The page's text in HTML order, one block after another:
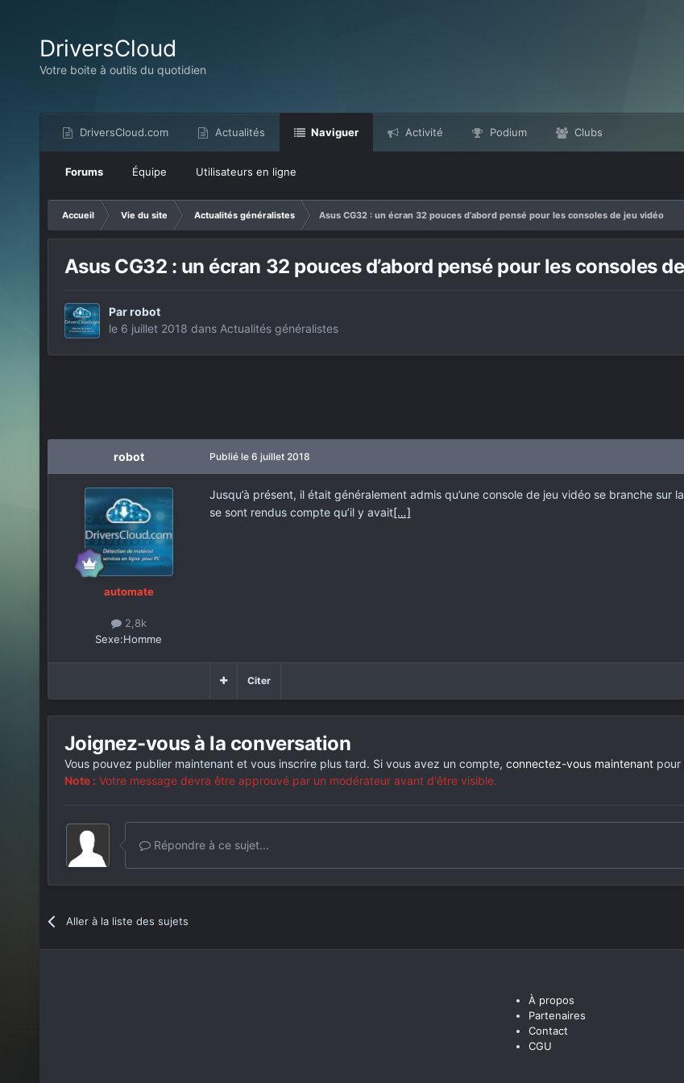
DriversCloud
Votre boite à outils du quotidien
DriversCloud.com Actualités Naviguer
Forums Équipe Utilisateurs en ligne
Activité Podium Clubs
Accueil Vie du site Actualités généralistes
Asus CG32 : un écran 32 pouces d’abord pensé pour les consoles de jeu vidéo
Asus CG32 : un écran 32 pouces d’abord pensé pour les consoles
Parrobot
le 6 juillet 2018 dans Actualités généralistes
robot
automate
2,8k
Sexe:Homme
Publié le 6 juillet 2018
Jusqu’à présent, il était généralement admis qu’une console de jeu vidéo se branche sur
se sont rendus compte qu’il y avait[…]
Citer
Joignez-vous à la conversation
Vous pouvez publier maintenant et vous inscrire plus tard. Si vous avez un compte, connectez-vous maintenantpour
Note : Votre message devra être approuvé par un modérateur avant d'être visible.
Répondre à ce sujet...
Aller à la liste des sujets
À propos
Partenaires
Contact
CGU